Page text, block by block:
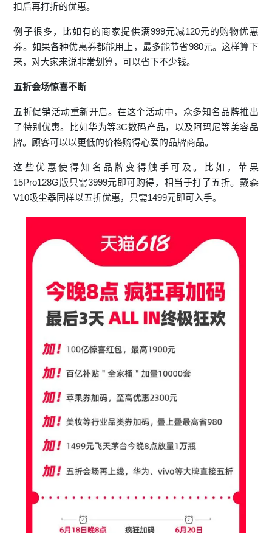
扣后再打折的优惠。
例子很多，比如有的商家提供满999元减120元的购物优惠
券。如果各种优惠券都能用上，最多能节省980元。这样算下
来，对大家来说非常划算，可以省下不少钱。
五折会场惊喜不断
五折促销活动重新开启。在这个活动中，众多知名品牌推出
了特别优惠。比如华为等3C数码产品，以及阿玛尼等美容品
牌。顾客可以以更低的价格购得心爱的品牌商品。
这些优惠使得知名品牌变得触手可及。比如，苹果
15Pro128G版只需3999元即可购得，相当于打了五折。戴森
V10吸尘器同样以五折优惠，只需1499元即可入手。